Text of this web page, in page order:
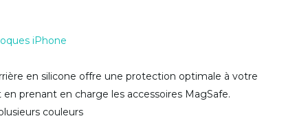
iPhone
en silicone offre une protection optimale à votre
en prenant en charge les accessoires MagSafe.
couleurs